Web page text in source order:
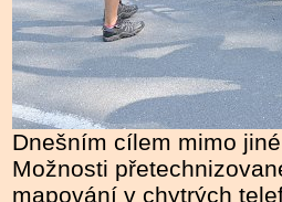
Dnešním cílem mimo
Možnosti
mapování v chytrých